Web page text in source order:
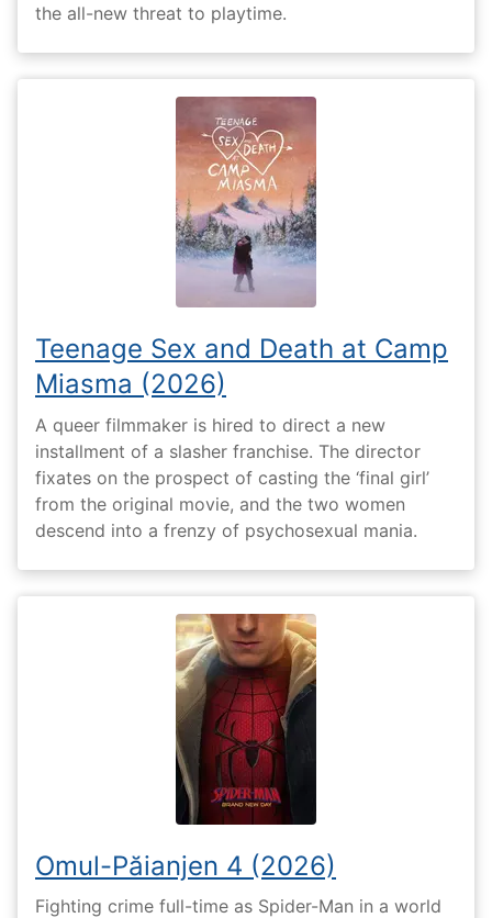
the all-new threat to playtime.
Teenage Sex and Death at Camp
Miasma (2026)
A queer filmmaker is hired to direct a new
installment of a slasher franchise. The director
fixates on the prospect of casting the ‘final girl’
from the original movie, and the two women
descend into a frenzy of psychosexual mania.
Omul-Păianjen 4 (2026)
Fighting crime full-time as Spider-Man in a world